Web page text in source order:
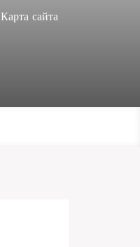
Карта сайта